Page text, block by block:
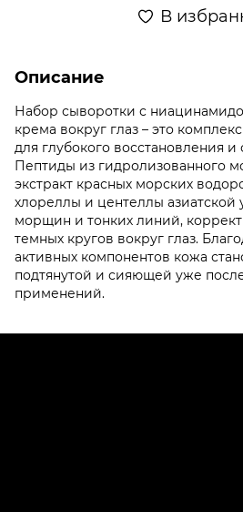
В
Описание
Набор сыворотки с
крема вокруг глаз – это
для глубокого восстановления
Пептиды из гидролизованного
экстракт красных морских
хлореллы и центеллы
морщин и тонких линий,
темных кругов вокруг глаз.
активных компонентов кожа
подтянутой и сияющей уже
применений.